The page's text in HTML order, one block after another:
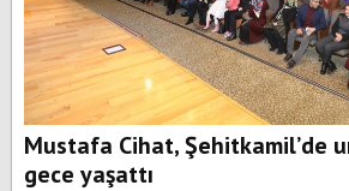
Mustafa Cihat, Şehitkamil’de
gece yaşattı